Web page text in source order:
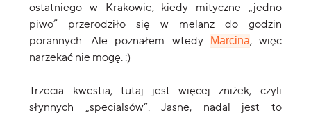
ostatniego w Krakowie, kiedy mityczne „jedno
piwo” przerodziło się w melanż do godzin
porannych. Ale poznałem wtedy
Marcina, więc
narzekać nie mogę. :)
Trzecia kwestia, tutaj jest więcej zniżek, czyli
słynnych „specialsów”. Jasne, nadal jest to